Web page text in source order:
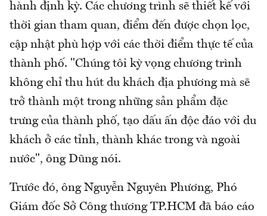
hành định kỳ. Các chương trình sẽ thiết kế với
thời gian tham quan, điểm đến được chọn lọc,
cập nhật phù hợp với các thời điểm thực tế của
thành phố. "Chúng tôi kỳ vọng chương trình
không chỉ thu hút du khách địa phương mà sẽ
trở thành một trong những sản phẩm đặc
trưng của thành phố, tạo dấu ấn độc đáo với du
khách ở các tỉnh, thành khác trong và ngoài
nước", ông Dũng nói.
Trước đó, ông Nguyễn Nguyên Phương, Phó
Giám đốc Sở Công thương TP.HCM đã báo cáo